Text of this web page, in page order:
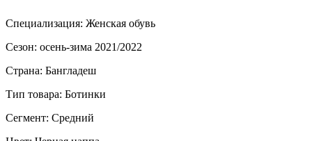
Специализация: Женская обувь
Сезон: осень-зима 2021/2022
Страна: Бангладеш
Тип товара: Ботинки
Сегмент: Средний